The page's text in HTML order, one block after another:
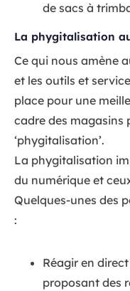
de sacs à
La phygitalisation
Ce qui nous amène
et les outils et
place pour une
cadre des magasins
‘phygitalisation’.
La phygitalisation
du numérique et
Quelques-unes des
:
Réagir en
proposant des